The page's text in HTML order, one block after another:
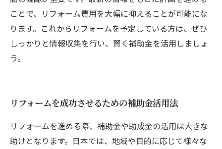
ことで、リフォーム費用を大幅に抑えることが可能にな
ります。これからリフォームを予定している方は、ぜひ
しっかりと情報収集を行い、賢く補助金を活用しましょ
う。
リフォームを成功させるための補助金活用法
リフォームを進める際、補助金や助成金の活用は大きな
助けとなります。日本では、地域や目的に応じて様々な